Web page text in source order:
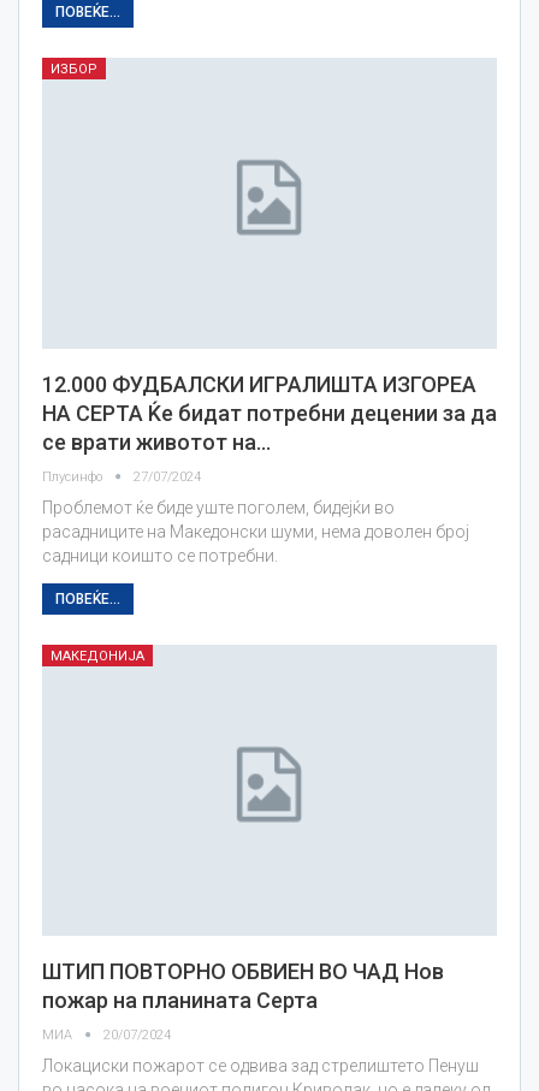
ПОВЕЌЕ...
ИЗБОР
12.000 ФУДБАЛСКИ ИГРАЛИШТА ИЗГОРЕА
НА СЕРТА Ќе бидат потребни децении за да
се врати животот на…
Плусинфо 27/07/2024
Проблемот ќе биде уште поголем, бидејќи во
расадниците на Македонски шуми, нема доволен број
садници коишто се потребни.
ПОВЕЌЕ...
МАКЕДОНИЈА
ШТИП ПОВТОРНО ОБВИЕН ВО ЧАД Нов
пожар на планината Серта
МИА 20/07/2024
Локациски пожарот се одвива зад стрелиштето Пенуш